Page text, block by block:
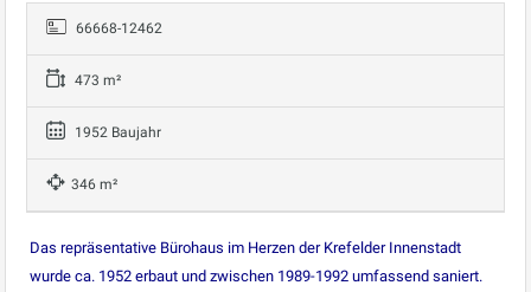
66668-12462
473 m²
1952 Baujahr
346 m²
Das repräsentative Bürohaus im Herzen der Krefelder Innenstadt
wurde ca. 1952 erbaut und zwischen 1989-1992 umfassend saniert.